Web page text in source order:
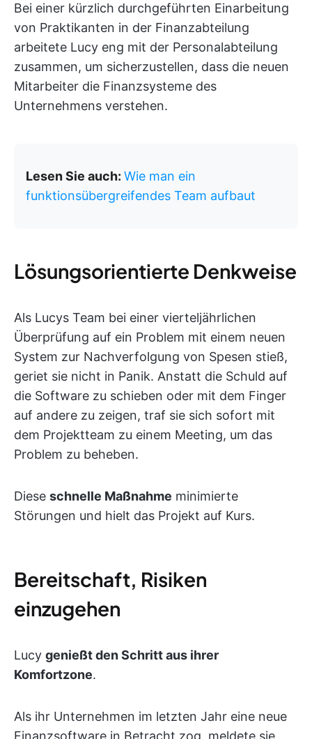
Bei einer kürzlich durchgeführten Einarbeitung
von Praktikanten in der Finanzabteilung
arbeitete Lucy eng mit der Personalabteilung
zusammen, um sicherzustellen, dass die neuen
Mitarbeiter die Finanzsysteme des
Unternehmens verstehen.
Lesen Sie auch: Wie man ein
funktionsübergreifendes Team aufbaut
Lösungsorientierte Denkweise
Als Lucys Team bei einer vierteljährlichen
Überprüfung auf ein Problem mit einem neuen
System zur Nachverfolgung von Spesen stieß,
geriet sie nicht in Panik. Anstatt die Schuld auf
die Software zu schieben oder mit dem Finger
auf andere zu zeigen, traf sie sich sofort mit
dem Projektteam zu einem Meeting, um das
Problem zu beheben.
Diese schnelle Maßnahme minimierte
Störungen und hielt das Projekt auf Kurs.
Bereitschaft, Risiken
einzugehen
Lucy genießt den Schritt aus ihrer
Komfortzone.
Als ihr Unternehmen im letzten Jahr eine neue
Finanzsoftware in Betracht zog, meldete sie